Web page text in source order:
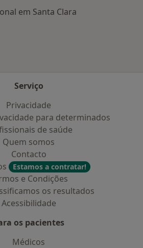
em Santa Clara
Serviço
Privacidade
para determinados
de saúde
Quem somos
Contacto
Estamos a contratar!
e Condições
os resultados
Acessibilidade
os pacientes
Médicos